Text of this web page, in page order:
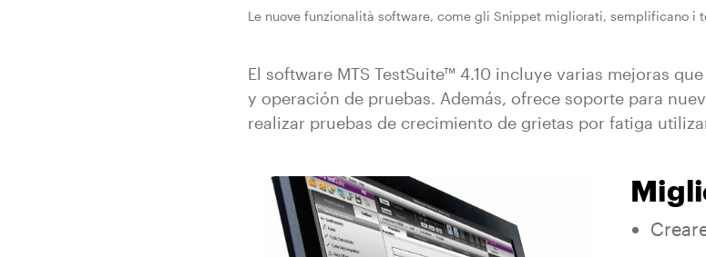
Le nuove funzionalità software, come gli Snippet migliorati, semplificano i
El software MTS TestSuite™ 4.10 incluye varias mejoras
y operación de pruebas. Además, ofrece soporte para
realizar pruebas de crecimiento de grietas por fatiga